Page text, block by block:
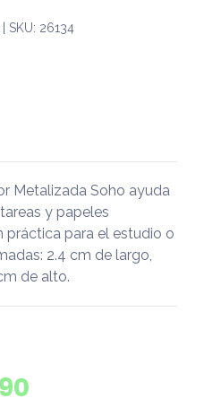
SKU: 26134
Metalizada Soho ayuda
y papeles
práctica para el estudio o
2.4 cm de largo,
de alto.